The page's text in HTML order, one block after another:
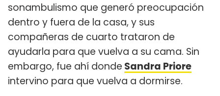
sonambulismo que generó preocupación
dentro y fuera de la casa, y sus
compañeras de cuarto trataron de
ayudarla para que vuelva a su cama. Sin
embargo, fue ahí donde Sandra Priore
intervino para que vuelva a dormirse.